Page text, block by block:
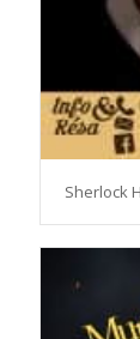
Sherlock